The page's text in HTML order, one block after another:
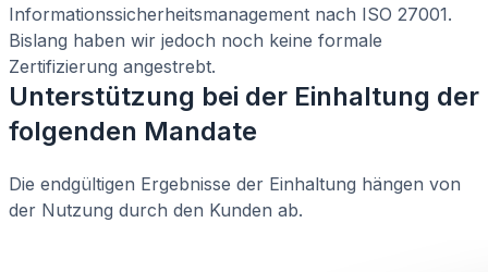
Informationssicherheitsmanagement nach ISO 27001.
Bislang haben wir jedoch noch keine formale
Zertifizierung angestrebt.
Unterstützung bei der Einhaltung der
folgenden Mandate
Die endgültigen Ergebnisse der Einhaltung hängen von
der Nutzung durch den Kunden ab.